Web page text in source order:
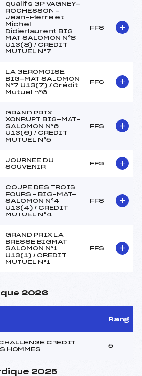
qualifs GP VAGNEY-
ROCHESSON –
Jean-Pierre et
Michel
Didierlaurent BIG
MAT SALOMON N°8
U13(8) / CREDIT
MUTUEL N°7
FFS
LA GEROMOISE
BIG-MAT SALOMON
N°7 U13(7) / Crédit
Mutuel n°6
FFS
GRAND PRIX
XONRUPT BIG-MAT-
SALOMON N°6
U13(6) / CREDIT
MUTUEL N°5
FFS
JOURNEE DU
SOUVENIR
FFS
COUPE DES TROIS
FOURS – BIG-MAT-
SALOMON N°4
U13(4) / CREDIT
MUTUEL N°4
FFS
GRAND PRIX LA
BRESSE BIGMAT
SALOMON N°1
U13(1) / CREDIT
MUTUEL N°1
FFS
2026
Rang
CREDIT
HOMMES
5
2025